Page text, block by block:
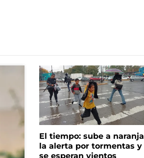
El tiempo: sube a naranja
la alerta por tormentas y
se esperan vientos